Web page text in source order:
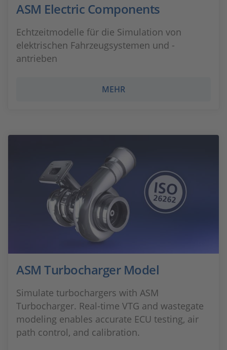
ASM Electric Components
Echtzeitmodelle für die Simulation von
elektrischen Fahrzeugsystemen und -
antrieben
MEHR
ASM Turbocharger Model
Simulate turbochargers with ASM
Turbocharger. Real-time VTG and wastegate
modeling enables accurate ECU testing, air
path control, and calibration.